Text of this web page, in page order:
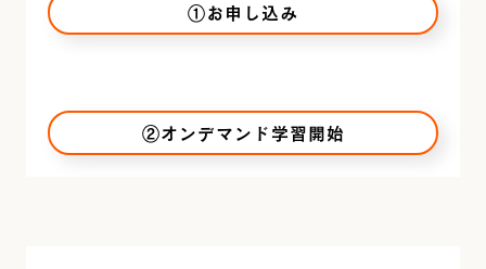
①お申し込み
②オンデマンド学習開始